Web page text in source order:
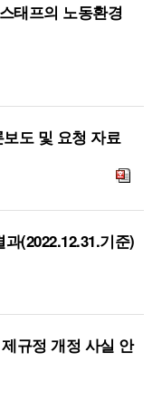
태프의 노동환경
도 및 요청 자료
(2022.12.31.기준)
규정 개정 사실 안